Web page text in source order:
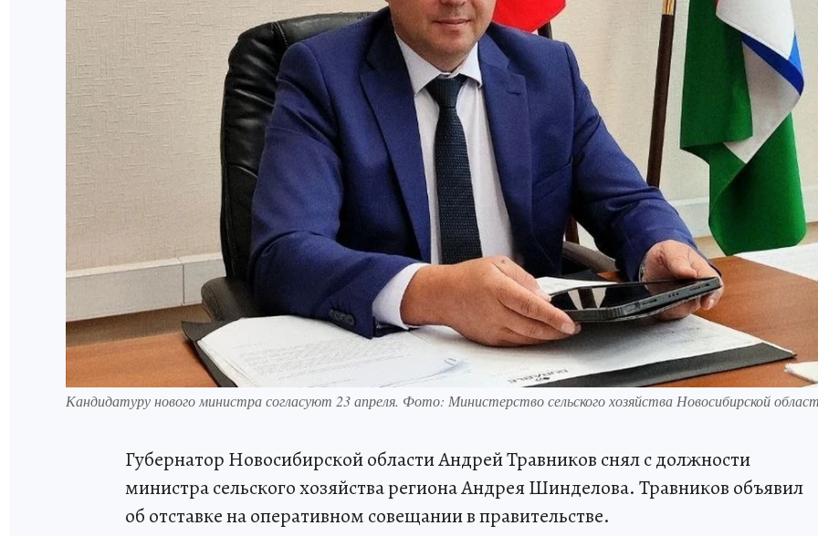
Кандидатуру нового министра согласуют 23 апреля. Фото: Министерство сельского хозяйства Новосибирской
Губернатор Новосибирской области Андрей Травников снял с должности
министра сельского хозяйства региона Андрея Шинделова. Травников объявил
об отставке на оперативном совещании в правительстве.